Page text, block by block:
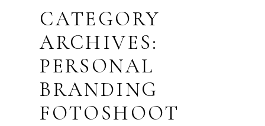
CATEGORY
ARCHIVES:
PERSONAL
BRANDING
FOTOSHOOT